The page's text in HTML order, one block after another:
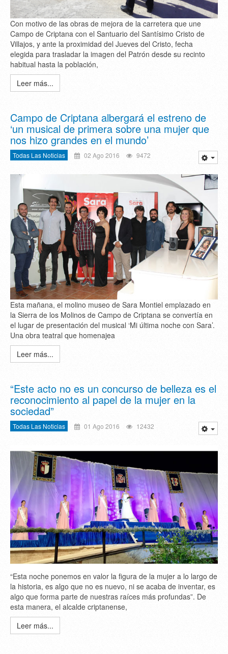
Con motivo de las obras de mejora de la carretera que une
Campo de Criptana con el Santuario del Santísimo Cristo de
Villajos, y ante la proximidad del Jueves del Cristo, fecha
elegida para trasladar la imagen del Patrón desde su recinto
habitual hasta la población,
Leer más...
Campo de Criptana albergará el estreno de
‘un musical de primera sobre una mujer que
nos hizo grandes en el mundo’
Todas Las Noticias 02 Ago 2016 9472
Esta mañana, el molino museo de Sara Montiel emplazado en
la Sierra de los Molinos de Campo de Criptana se convertía en
el lugar de presentación del musical ‘Mi última noche con Sara’.
Una obra teatral que homenajea
Leer más...
“Este acto no es un concurso de belleza es el
reconocimiento al papel de la mujer en la
sociedad”
Todas Las Noticias 01 Ago 2016 12432
“Esta noche ponemos en valor la figura de la mujer a lo largo de
la historia, es algo que no es nuevo, ni se acaba de inventar, es
algo que forma parte de nuestras raíces más profundas”. De
esta manera, el alcalde criptanense,
Leer más...